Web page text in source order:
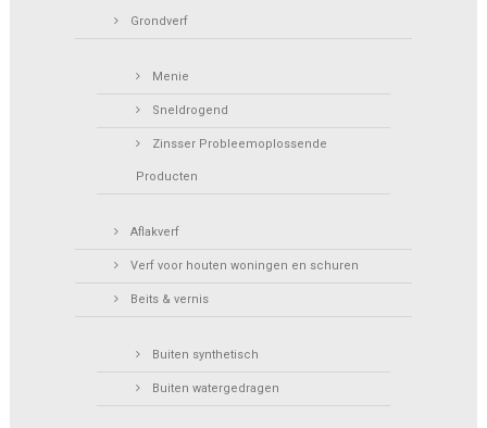
Grondverf
Menie
Sneldrogend
Zinsser Probleemoplossende
Producten
Aflakverf
Verf voor houten woningen en schuren
Beits & vernis
Buiten synthetisch
Buiten watergedragen